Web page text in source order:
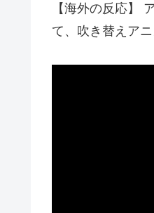
【海外の反応】
て、吹き替えア